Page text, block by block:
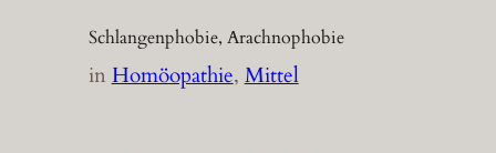
Schlangenphobie, Arachnophobie
inHomöopathie, Mittel